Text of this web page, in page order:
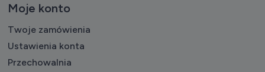
Moje konto
Twoje zamówienia
Ustawienia konta
Przechowalnia